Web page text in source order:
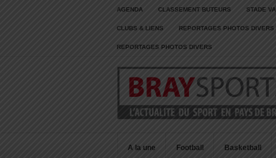
AGENDA CLASSEMENT BUTEURS STADE
CLUBS & LIENS REPORTAGES PHOTOS DIVERS
REPORTAGES PHOTOS DIVERS
A la une Football Basketball